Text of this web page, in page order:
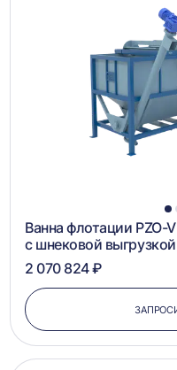
1
Ванна флотации PZO-
с шнековой
2 070 824 ₽